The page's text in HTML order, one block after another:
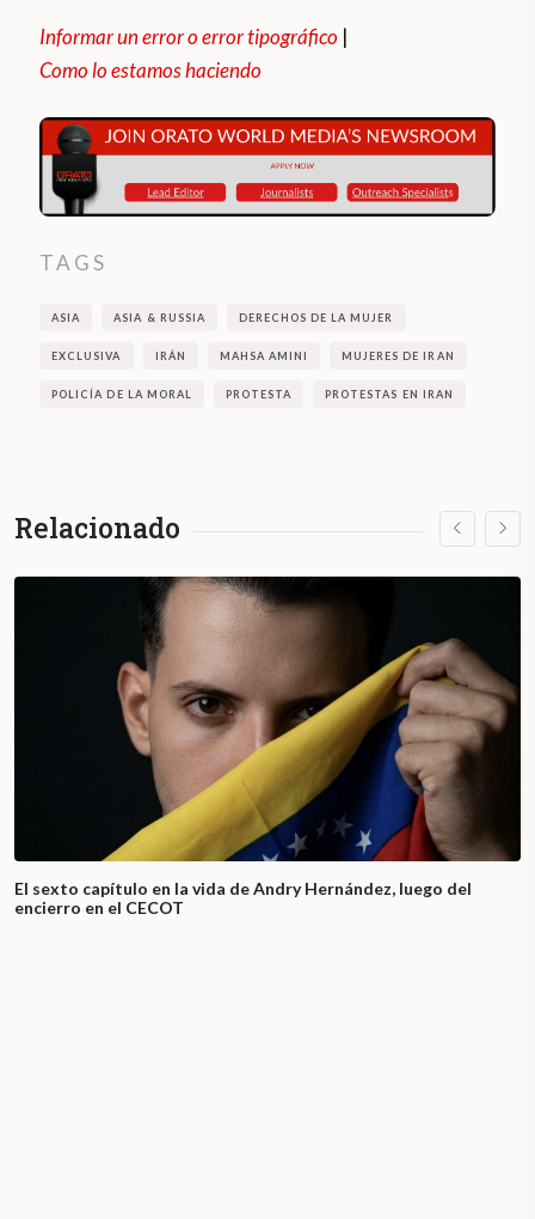
Informar un error o error tipográfico |
Como lo estamos haciendo
TAGS
ASIA ASIA & RUSSIA DERECHOS DE LA MUJER
EXCLUSIVA IRÁN MAHSA AMINI MUJERES DE IRAN
POLICÍA DE LA MORAL PROTESTA PROTESTAS EN IRAN
Relacionado
El sexto capítulo en la vida de Andry Hernández, luego del
encierro en el CECOT